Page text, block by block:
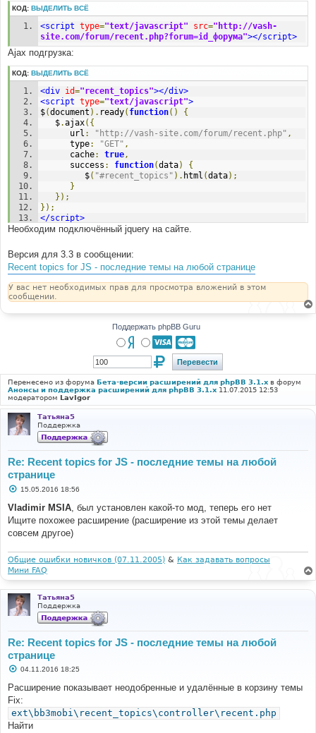
КОД: ВЫДЕЛИТЬ ВСЁ
<script type="text/javascript" src="http://vash-
site.com/forum/recent.php?forum=id_форума"></script>
Ajax подгрузка:
КОД: ВЫДЕЛИТЬ ВСЁ
<div id="recent_topics"></div>
<script type="text/javascript">
$(document ). ready( function()
{
   $
.ajax({
      url
: "http://vash-site.com/forum/recent.php" ,
      type
: "GET" ,
      cache
: true,
      success
: function(data)
{
         $
( "#recent_topics" ). html (data);
}
});
});
</script>
Необходим подключённый jquery на сайте.
Версия для 3.3 в сообщении:
Recent topics for JS - последние темы на любой странице
У вас нет необходимых прав для просмотра вложений в этом
сообщении.
Поддержать phpBB Guru
Перенесено из форума Бета-версии расширений для phpBB 3.1.x в форум
Анонсы и поддержка расширений для phpBB 3.1.x 11.07.2015 12:53
модератором LavIgor
Татьяна5
Поддержка
Re: Recent topics for JS - последние темы на любой
странице
С
о
б
щ
е
н
е
15.05.2016 18:56
Vladimir MSIA , был установлен какой-то мод, теперь его нет
Ищите похожее расширение (расширение из этой темы делает
совсем другое)
Общие ошибки новичков (07.11.2005) & Как задавать вопросы
Мини FAQ
Татьяна5
Поддержка
Re: Recent topics for JS - последние темы на любой
странице
С
о
б
щ
е
н
и
04.11.2016 18:25
Расширение показывает неодобренные и удалённые в корзину темы
Fix:
ext\bb3mobi\recent_topics\controller\recent.php
Найти